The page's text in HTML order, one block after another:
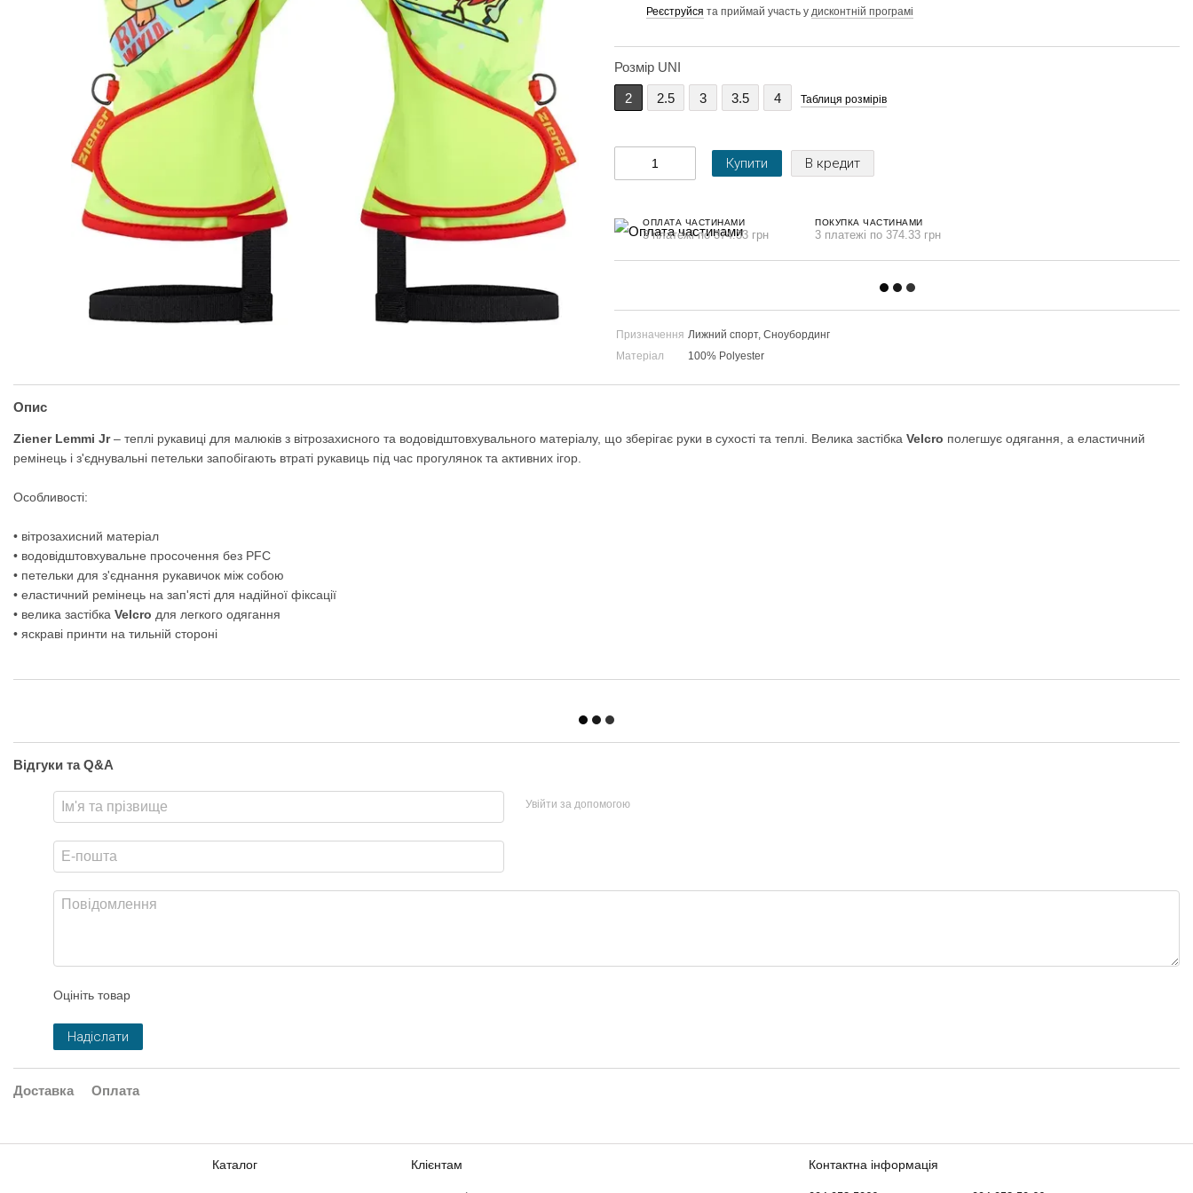
Реєструйся та приймай участь у дисконтній програмі
Розмір UNI
2 2.5 3 3.5 4 Таблиця розмірів
Купити В кредит
ОПЛАТА ЧАСТИНАМИ
3 платежі по 374.33 грн
ПОКУПКА ЧАСТИНАМИ
3 платежі по 374.33 грн
Призначення Лижний спорт, Сноубординг
Матеріал
100% Polyester
Опис
Ziener Lemmi Jr– теплі рукавиці для малюків з вітрозахисного та водовідштовхувального матеріалу, що зберігає руки в сухості та теплі. Велика застібка Velcro полегшує одягання, а еластичний
ремінець і з'єднувальні петельки запобігають втраті рукавиць під час прогулянок та активних ігор.
Особливості:
• вітрозахисний матеріал
• водовідштовхувальне просочення без PFC
• петельки для з'єднання рукавичок між собою
• еластичний ремінець на зап'ясті для надійної фіксації
• велика застібка Velcro для легкого одягання
• яскраві принти на тильній стороні
Відгуки та Q&A
Увійти за допомогою
Оцініть товар
Надіслати
Доставка Оплата
Каталог Клієнтам Контактна інформація